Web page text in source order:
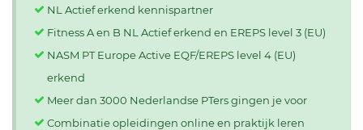
NL Actief erkend kennispartner
Fitness A en B NL Actief erkend en EREPS level 3 (EU)
NASM PT Europe Active EQF/EREPS level 4 (EU)
erkend
Meer dan 3000 Nederlandse PTers gingen je voor
Combinatie opleidingen online en praktijk leren